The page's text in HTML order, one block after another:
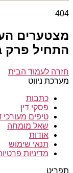
404
מצטערים
התחיל פרק
חזרה לעמוד הבית
מערכת ניווט
כתבות
פסקי דין
טיפים מעורכי
שאל מומחה
אודות
תנאי שימוש
מדיניות
תפריט